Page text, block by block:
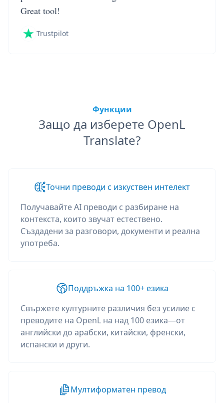
Great tool!
Trustpilot
Функции
Защо да изберете OpenL
Translate?
Точни преводи с изкуствен интелект
Получавайте AI преводи с разбиране на
контекста, които звучат естествено.
Създадени за разговори, документи и реална
употреба.
Поддръжка на 100+ езика
Свържете културните различия без усилие с
преводите на OpenL на над 100 езика—от
английски до арабски, китайски, френски,
испански и други.
Мултиформатен превод